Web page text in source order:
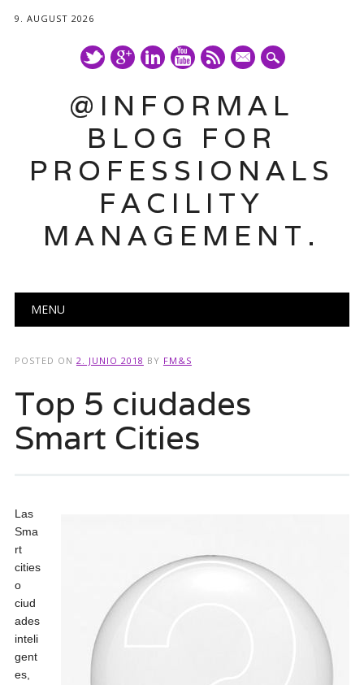
9. AUGUST 2026
mail
@INFORMAL
BLOG FOR
PROFESSIONALS
FACILITY
MANAGEMENT.
Main menu
MENU
POSTED ON 2. JUNIO 2018 BY FM&S
Top 5 ciudades
Smart Cities
Las
Sma
rt
cities
o
ciud
ades
inteli
gent
es,